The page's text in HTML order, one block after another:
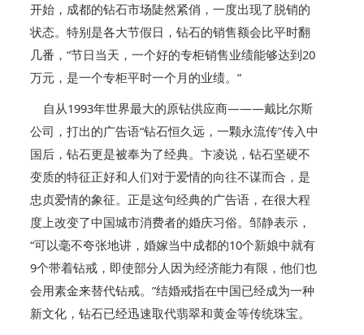
开始，成都的钻石市场陡然紧俏，一度出现了脱销的
状态。特别是各大节假日，钻石的销售额会比平时翻
几番，“节日当天，一个好的专柜销售业绩能够达到20
万元，是一个专柜平时一个月的业绩。”
自从1993年世界最大的原钻供应商———戴比尔斯
公司，打出的广告语“钻石恒久远，一颗永流传”传入中
国后，钻石更是被奉为了经典。卞凌说，钻石坚硬不
变质的特征正好和人们对于爱情的向往不谋而合，是
忠贞爱情的象征。正是这句经典的广告语，在很大程
度上改变了中国城市消费者的婚庆习俗。邹静表示，
“可以毫不夸张地讲，婚嫁当中成都的10个新娘中就有
9个带着钻戒，即使部分人因为经济能力有限，他们也
会用素金来替代钻戒。”结婚戒指在中国已经成为一种
新文化，钻石已经迅速取代翡翠和黄金等传统珠宝。